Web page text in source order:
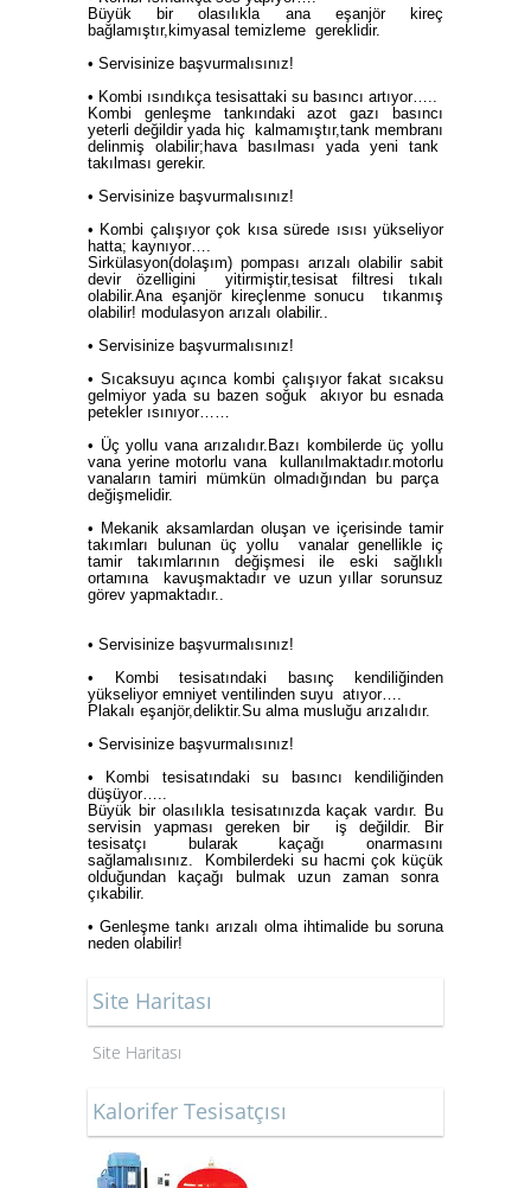
Büyük bir olasılıkla ana eşanjör kireç
bağlamıştır,kimyasal temizleme gereklidir.
• Servisinize başvurmalısınız!
• Kombi ısındıkça tesisattaki su basıncı artıyor…..
Kombi genleşme tankındaki azot gazı basıncı
yeterli değildir yada hiç kalmamıştır,tank membranı
delinmiş olabilir;hava basılması yada yeni tank
takılması gerekir.
• Servisinize başvurmalısınız!
• Kombi çalışıyor çok kısa sürede ısısı yükseliyor
hatta; kaynıyor….
Sirkülasyon(dolaşım) pompası arızalı olabilir sabit
devir özelligini yitirmiştir,tesisat filtresi tıkalı
olabilir.Ana eşanjör kireçlenme sonucu tıkanmış
olabilir! modulasyon arızalı olabilir..
• Servisinize başvurmalısınız!
• Sıcaksuyu açınca kombi çalışıyor fakat sıcaksu
gelmiyor yada su bazen soğuk akıyor bu esnada
petekler ısınıyor……
• Üç yollu vana arızalıdır.Bazı kombilerde üç yollu
vana yerine motorlu vana kullanılmaktadır.motorlu
vanaların tamiri mümkün olmadığından bu parça
değişmelidir.
• Mekanik aksamlardan oluşan ve içerisinde tamir
takımları bulunan üç yollu vanalar genellikle iç
tamir takımlarının değişmesi ile eski sağlıklı
ortamına kavuşmaktadır ve uzun yıllar sorunsuz
görev yapmaktadır..
• Servisinize başvurmalısınız!
• Kombi tesisatındaki basınç kendiliğinden
yükseliyor emniyet ventilinden suyu atıyor….
Plakalı eşanjör,deliktir.Su alma musluğu arızalıdır.
• Servisinize başvurmalısınız!
• Kombi tesisatındaki su basıncı kendiliğinden
düşüyor…..
Büyük bir olasılıkla tesisatınızda kaçak vardır. Bu
servisin yapması gereken bir iş değildir. Bir
tesisatçı bularak kaçağı onarmasını
sağlamalısınız. Kombilerdeki su hacmi çok küçük
olduğundan kaçağı bulmak uzun zaman sonra
çıkabilir.
• Genleşme tankı arızalı olma ihtimalide bu soruna
neden olabilir!
Site Haritası
Site Haritası
Kalorifer Tesisatçısı